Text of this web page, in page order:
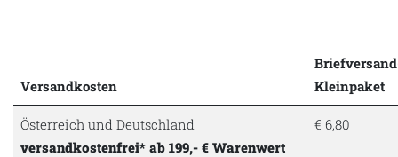
Versandkosten
Kleinpaket
Österreich und Deutschland
versandkostenfrei* ab 199,- € Warenwert
€ 6,80